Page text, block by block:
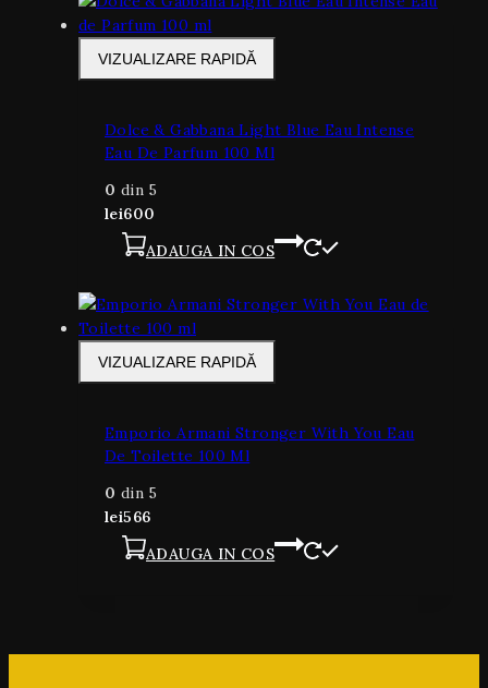
VIZUALIZARE RAPIDĂ
Dolce & Gabbana Light Blue Eau Intense
Eau De Parfum 100 Ml
0 din 5
lei600
ADAUGA IN COS
VIZUALIZARE RAPIDĂ
Emporio Armani Stronger With You Eau
De Toilette 100 Ml
0 din 5
lei566
ADAUGA IN COS